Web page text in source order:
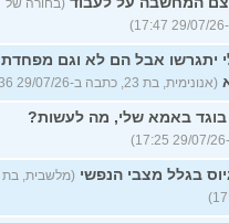
(בחורה של
יתגרשו אבל הם לא וגם מפחדת
(אנונימית, בת 23, כתבה ב-29/07/26 17:36)
בוגד באמא שלי, מה לעשות?
בגלל מצבי הנפשי